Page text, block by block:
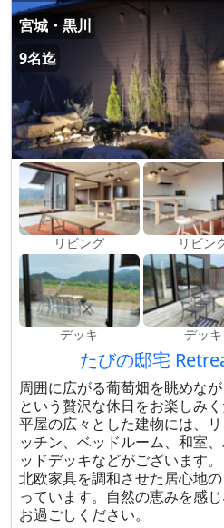
宮城・黒川
9名迄
リビング リビン
デッキ デッキ
たびの邸宅
周囲に広がる葡萄畑を眺めな
という贅沢な休日をお楽しみく
平屋の広々とした建物には、
ッチン、ベッドルーム、和室
ッドデッキなどがございます
北欧家具を調和させた居心地
っています。自然の恵みを感
お過ごしください。